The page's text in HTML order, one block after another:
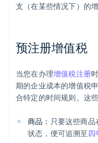
支（在某些情况下）的
预注册增值税
当您在办理增值税注册
期的企业成本的增值税
合特定的时间规则。这
商品： 只要这些商
状态，便可追溯至四